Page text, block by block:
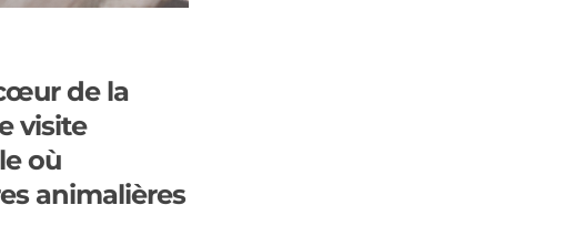
de la
visite
où
animalières